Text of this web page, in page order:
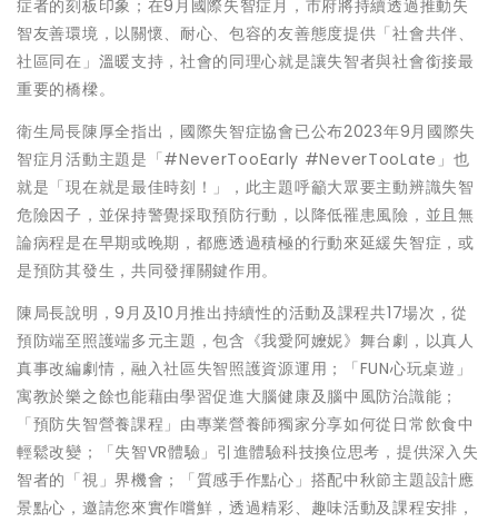
症者的刻板印象；在9月國際失智症月，市府將持續透過推動失
智友善環境，以關懷、耐心、包容的友善態度提供「社會共伴、
社區同在」溫暖支持，社會的同理心就是讓失智者與社會銜接最
重要的橋樑。
衛生局長陳厚全指出，國際失智症協會已公布2023年9月國際失
智症月活動主題是「#NeverTooEarly #NeverTooLate」也
就是「現在就是最佳時刻！」，此主題呼籲大眾要主動辨識失智
危險因子，並保持警覺採取預防行動，以降低罹患風險，並且無
論病程是在早期或晚期，都應透過積極的行動來延緩失智症，或
是預防其發生，共同發揮關鍵作用。
陳局長說明，9月及10月推出持續性的活動及課程共17場次，從
預防端至照護端多元主題，包含《我愛阿嬤妮》舞台劇，以真人
真事改編劇情，融入社區失智照護資源運用；「FUN心玩桌遊」
寓教於樂之餘也能藉由學習促進大腦健康及腦中風防治識能；
「預防失智營養課程」由專業營養師獨家分享如何從日常飲食中
輕鬆改變；「失智VR體驗」引進體驗科技換位思考，提供深入失
智者的「視」界機會；「質感手作點心」搭配中秋節主題設計應
景點心，邀請您來實作嚐鮮，透過精彩、趣味活動及課程安排，